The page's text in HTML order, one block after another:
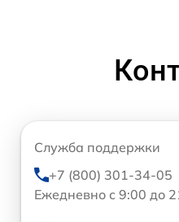
Служба поддержки
+7 (800) 301-34-05
Ежедневно с 9:00 до